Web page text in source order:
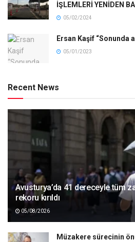
İŞLEMLERİ YENİDEN
05/02/2024
Ersan Kaşif “Sonunda
05/01/2023
Recent News
Avusturya’da 41 dereceyle tüm
rekoru kırıldı
05/08/2026
Müzakere sürecinin